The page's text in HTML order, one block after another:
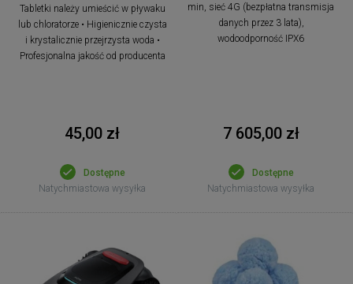
Tabletki należy umieścić w pływaku
lub chloratorze • Higienicznie czysta
i krystalicznie przejrzysta woda •
Profesjonalna jakość od producenta
45,00 zł
Dostępne
Natychmiastowa wysyłka
min, sieć 4G (bezpłatna transmisja
danych przez 3 lata),
wodoodporność IPX6
7 605,00 zł
Dostępne
Natychmiastowa wysyłka